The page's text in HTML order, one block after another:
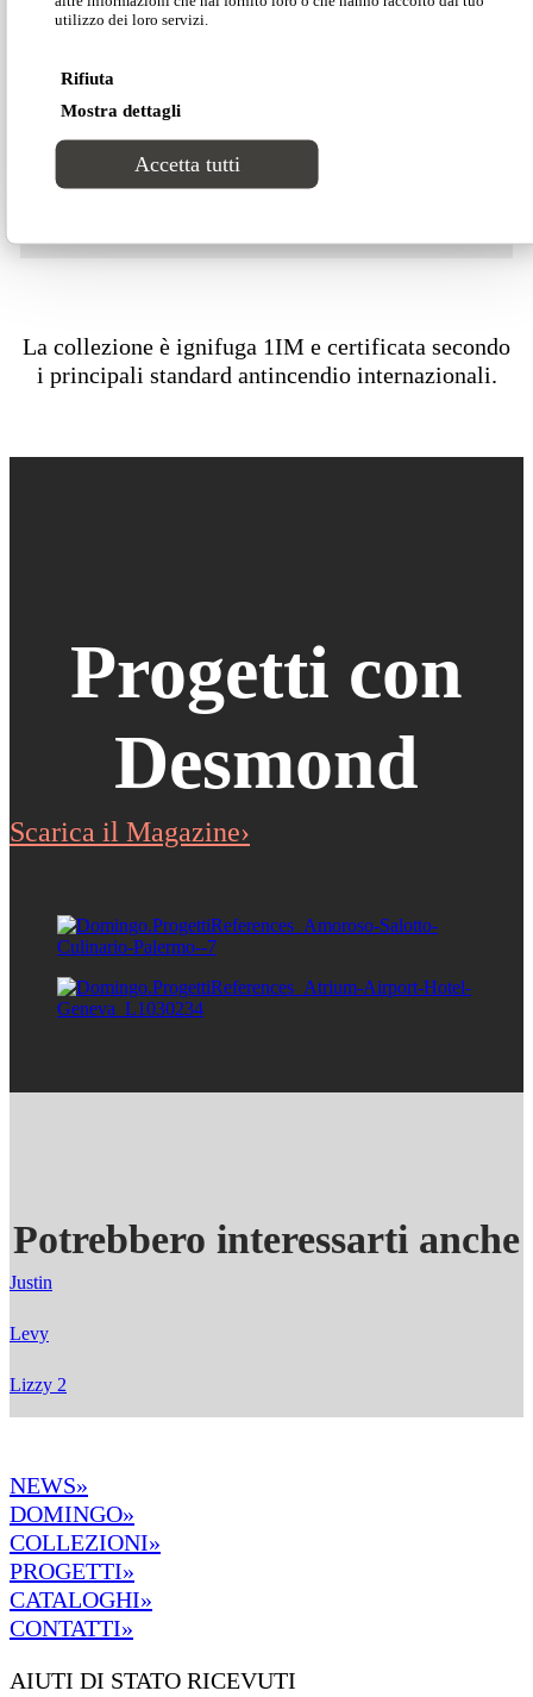
utilizzo dei loro servizi.
Rifiuta
Mostra dettagli
Accetta tutti
Scarica la scheda tecnica
La collezione è ignifuga 1IM e certificata secondo
i principali standard antincendio internazionali.
Progetti con
Desmond
Scarica il Magazine›
Potrebbero interessarti anche
Justin
Levy
Lizzy 2
NEWS»
DOMINGO»
COLLEZIONI»
PROGETTI»
CATALOGHI»
CONTATTI»
AIUTI DI STATO RICEVUTI